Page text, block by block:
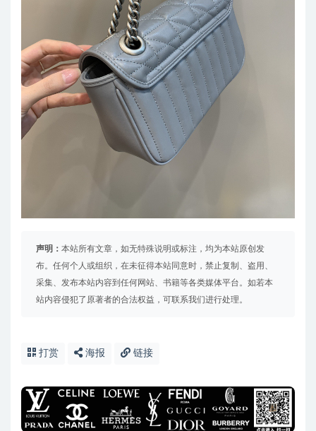
声明： 本站所有文章，如无特殊说明或标注，均为本站原创发
布。任何个人或组织，在未征得本站同意时，禁止复制、盗用、
采集、发布本站内容到任何网站、书籍等各类媒体平台。如若本
站内容侵犯了原著者的合法权益，可联系我们进行处理。
打赏 海报 链接